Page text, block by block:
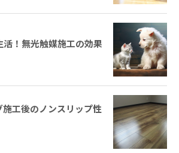
！無光触媒施工の効果
工後のノンスリップ性